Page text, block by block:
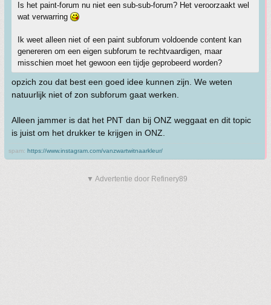
Is het paint-forum nu niet een sub-sub-forum? Het veroorzaakt wel
wat verwarring
Ik weet alleen niet of een paint subforum voldoende content kan
genereren om een eigen subforum te rechtvaardigen, maar
misschien moet het gewoon een tijdje geprobeerd worden?
opzich zou dat best een goed idee kunnen zijn. We weten
natuurlijk niet of zon subforum gaat werken.
Alleen jammer is dat het PNT dan bij ONZ weggaat en dit topic
is juist om het drukker te krijgen in ONZ.
spam: https://www.instagram.com/vanzwartwitnaarkleur/
▼ Advertentie door Refinery89